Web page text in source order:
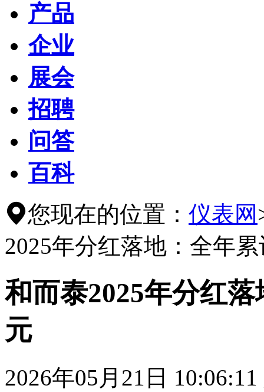
产品
企业
展会
招聘
问答
百科
您现在的位置： 仪表网
2025年分红落地：全年
和而泰2025年分红
元
2026年05月21日 10:06:11